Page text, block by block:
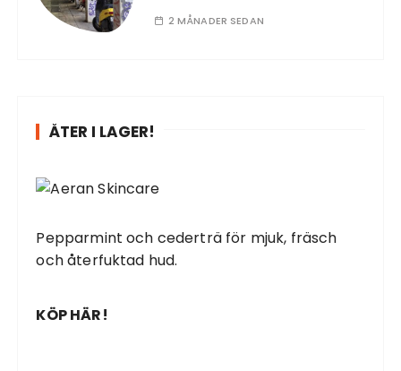
2 MÅNADER SEDAN
ÅTER I LAGER!
Pepparmint och cederträ för mjuk, fräsch
och återfuktad hud.
KÖP HÄR!